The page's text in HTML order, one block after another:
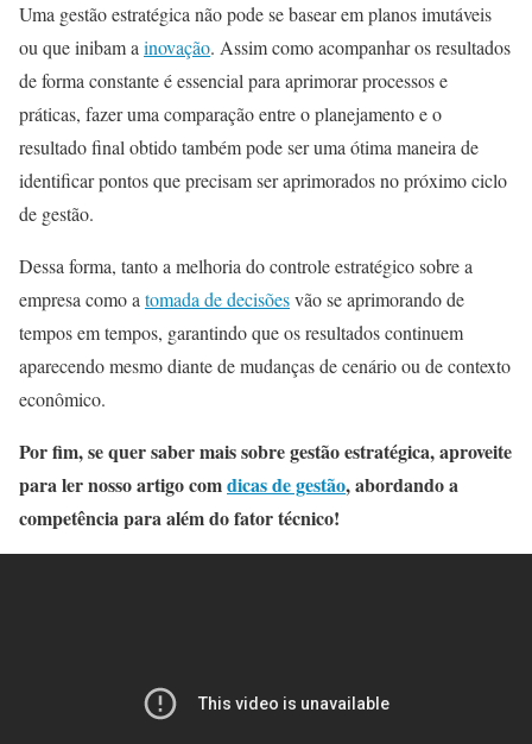
Uma gestão estratégica não pode se basear em planos imutáveis
ou que inibam a inovação. Assim como acompanhar os resultados
de forma constante é essencial para aprimorar processos e
práticas, fazer uma comparação entre o planejamento e o
resultado final obtido também pode ser uma ótima maneira de
identificar pontos que precisam ser aprimorados no próximo ciclo
de gestão.
Dessa forma, tanto a melhoria do controle estratégico sobre a
empresa como a tomada de decisõesvão se aprimorando de
tempos em tempos, garantindo que os resultados continuem
aparecendo mesmo diante de mudanças de cenário ou de contexto
econômico.
Por fim, se quer saber mais sobre gestão estratégica, aproveite
para ler nosso artigo comdicas de gestão, abordando a
competência para além do fator técnico!